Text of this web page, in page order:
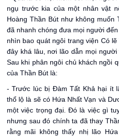
ngụ trước kia của một nhân vật
Hoàng Thần Bút như không muốn
đã nhanh chóng đưa mọi người
nhìn bao quát ngôi trang viện Có
đây khá lâu, nơi lão dẫn mọi
Sau khi phân ngôi chủ khách ngồi
của Thần Bút là:
- Trước lúc bị Đàm Tất Khả hại ít
thổ lộ là sẽ có Hứa Nhất Vạn và
một việc trọng đại. Đó là việc gì
nhưng sau đó chính ta đã thay
rằng mãi không thấy nhị lão